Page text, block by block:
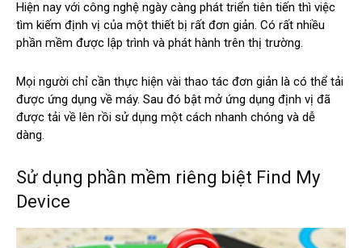
Hiện nay với công nghệ ngày càng phát triển tiên tiến thì việc
tìm kiếm định vị của một thiết bị rất đơn giản. Có rất nhiều
phần mềm được lập trình và phát hành trên thị trường.
Mọi người chỉ cần thực hiện vài thao tác đơn giản là có thể tải
được ứng dụng về máy. Sau đó bật mở ứng dụng định vị đã
được tải về lên rồi sử dụng một cách nhanh chóng và dễ
dàng.
Sử dụng phần mềm riêng biệt Find My
Device